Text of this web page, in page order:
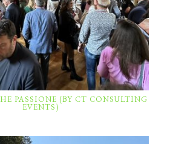
PASSIONE (BY CT CONSULTING
EVENTS)